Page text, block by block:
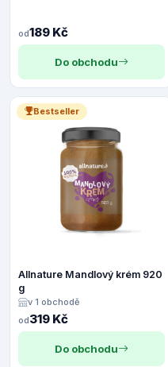
od189 Kč
Do obchodu
Bestseller
Allnature Mandlový krém 920
g
v 1 obchodě
od319 Kč
Do obchodu